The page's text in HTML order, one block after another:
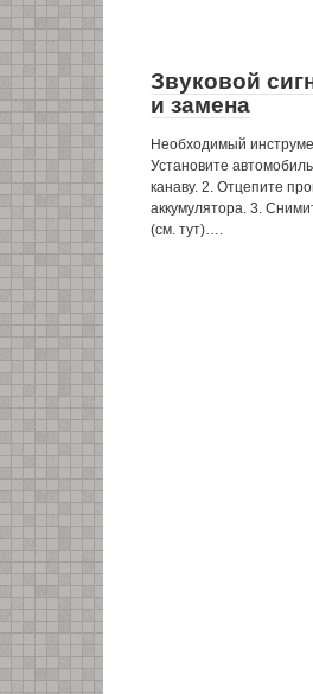
Звуковой
и замена
Необходимый
Установите
канаву. 2. Отцепите
аккумулятора. 3.
(см. тут)….